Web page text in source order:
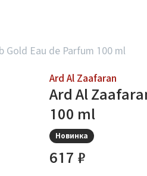
Gold Eau de Parfum 100 ml
Ard Al Zaafaran
Ard Al
100 ml
Новинка
617 ₽